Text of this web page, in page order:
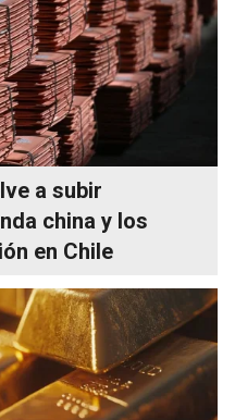
a subir
china y los
en Chile